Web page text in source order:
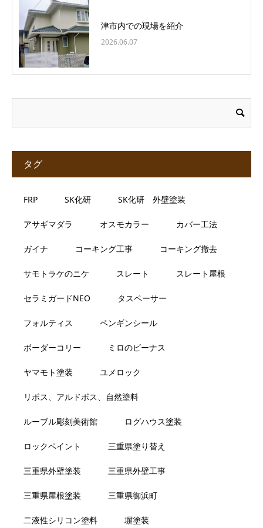
津市内での現場を紹介
2026.06.07
タグ
FRP SK化研 SK化研 外壁塗装
アサギマダラ オスモカラー カバー工法
ガイナ コーキング工事 コーキング撤去
サモトラケのニケ スレート スレート屋根
セラミガードNEO タスペーサー
フォルティス ペンギンシール
ボーダーコリー ミロのビーナス
ヤマモト塗装 ユメロック
リボス、アルドボス、自然塗料
ルーブル彫刻美術館 ログハウス塗装
ロックペイント 三重県塗り替え
三重県外壁塗装 三重県外壁工事
三重県屋根塗装 三重県御浜町
二液性シリコン塗料 塀塗装